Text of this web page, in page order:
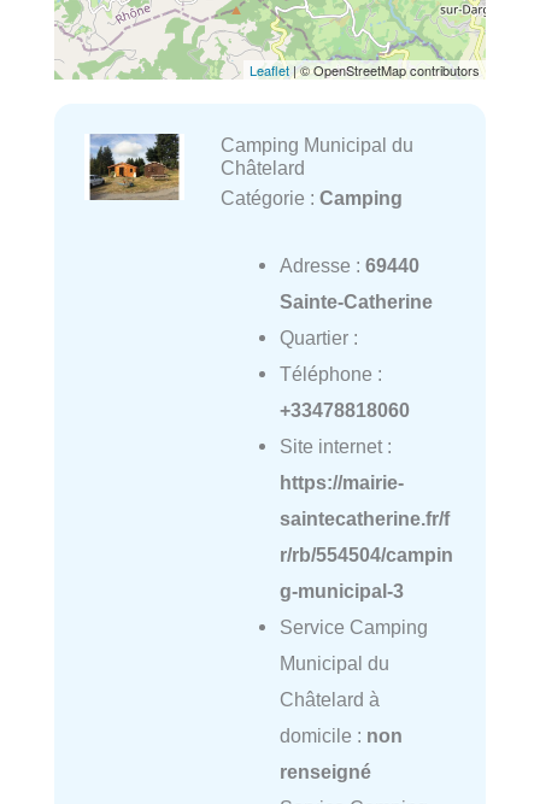
Leaflet | © OpenStreetMap contributors
Camping Municipal du
Châtelard
Catégorie : Camping
Adresse : 69440
Sainte-Catherine
Quartier :
Téléphone :
+33478818060
Site internet :
https://mairie-
saintecatherine.fr/f
r/rb/554504/campin
g-municipal-3
Service Camping
Municipal du
Châtelard à
domicile : non
renseigné